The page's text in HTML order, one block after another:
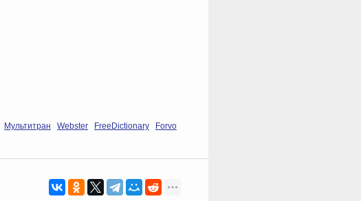
Мультитран Webster FreeDictionary Forvo